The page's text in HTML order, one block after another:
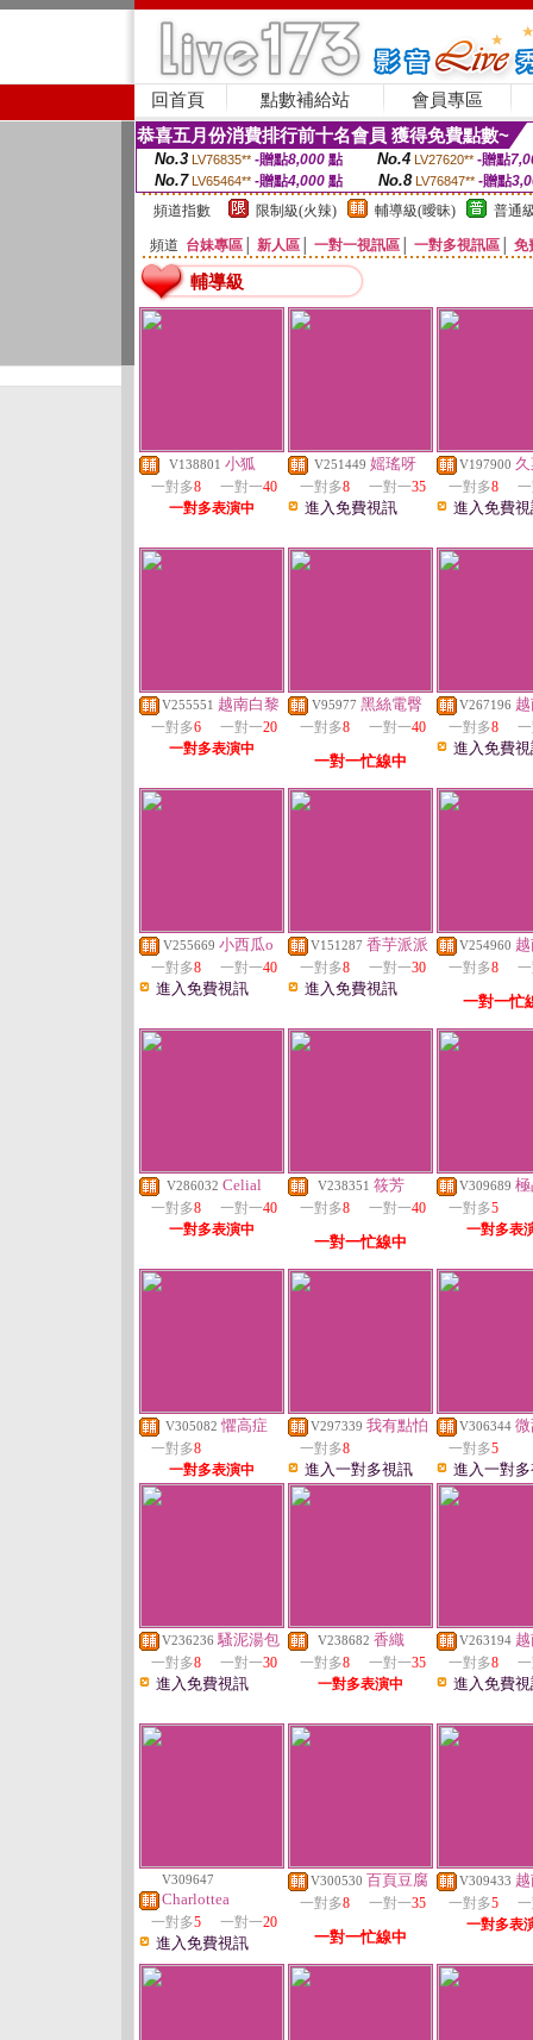
回首頁 點數補給站 會員專區
恭喜五月份消費排行前十名會員 獲得免費點數~
No.3 LV76835** -贈點8,000點 No.4 LV27620** -贈點
No.7 LV65464** -贈點4,000 點 No.8 LV76847** -贈點
頻道指數
限制級(火辣) 輔導級(曖昧) 普通
頻道 台妹專區 新人區 一對一視訊區 一對多視訊區 免
輔導級
V138801 小狐
一對多8 一對一40
一對多表演中
V251449 媱瑤呀
一對多8 一對一35
進入免費視訊
V197900
一對多8
進入免費
V255551 越南白黎
一對多6 一對一20
一對多表演中
V95977 黑絲電臀
一對多8 一對一40
一對一忙線中
V267196
一對多8
進入免費
V255669 小西瓜o
一對多8 一對一40
進入免費視訊
V151287 香芋派派
一對多8 一對一30
進入免費視訊
V254960
一對多8
一對一忙
V286032 Celial
一對多8 一對一40
一對多表演中
V238351 筱芳
一對多8 一對一40
一對一忙線中
V309689
一對多5
一對多表
V305082 懼高症
一對多8
一對多表演中
V297339 我有點怕
一對多8
進入一對多視訊
V306344
一對多5
進入一對
V236236 騷泥湯包
一對多8 一對一30
進入免費視訊
V238682 香織
一對多8 一對一35
一對多表演中
V263194
一對多8
進入免費
V309647
Charlottea
一對多5 一對一20
進入免費視訊
V300530 百頁豆腐
一對多8 一對一35
一對一忙線中
V309433
一對多5
一對多表